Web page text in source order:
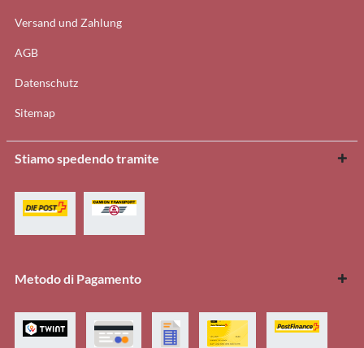
Versand und Zahlung
AGB
Datenschutz
Sitemap
Stiamo spedendo tramite
Metodo di Pagamento